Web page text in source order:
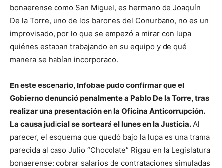
bonaerense como San Miguel, es hermano de Joaquín
De la Torre, uno de los barones del Conurbano, no es un
improvisado, por lo que se empezó a mirar con lupa
quiénes estaban trabajando en su equipo y de qué
manera se habían incorporado.
En este escenario, Infobae pudo confirmar que el
Gobierno denunció penalmente a Pablo De la Torre, tras
realizar una presentación en la Oficina Anticorrupción.
La causa judicial se sorteará el lunes en la Justicia.Al
parecer, el esquema que quedó bajo la lupa es una trama
parecida al caso Julio “Chocolate” Rigau en la Legislatura
bonaerense: cobrar salarios de contrataciones simuladas